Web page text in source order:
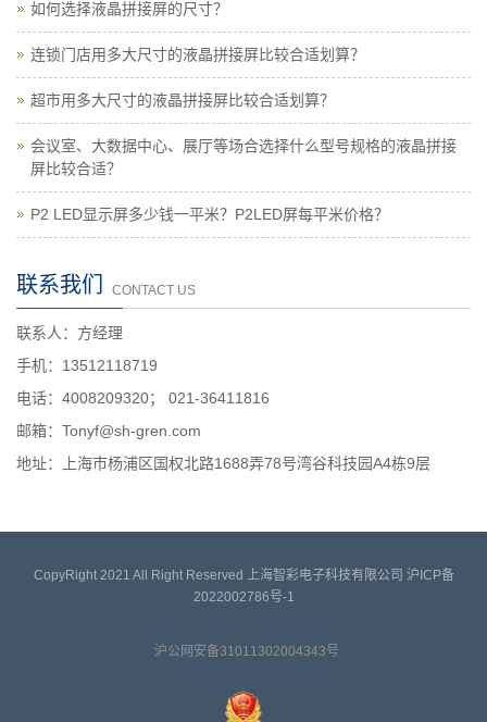
如何选择液晶拼接屏的尺寸？
连锁门店用多大尺寸的液晶拼接屏比较合适划算？
超市用多大尺寸的液晶拼接屏比较合适划算？
会议室、大数据中心、展厅等场合选择什么型号规格的液晶拼接
屏比较合适？
P2 LED显示屏多少钱一平米？P2LED屏每平米价格？
联系我们 CONTACT US
联系人：方经理
手机：13512118719
电话：4008209320； 021-36411816
邮箱：Tonyf@sh-gren.com
地址：上海市杨浦区国权北路1688弄78号湾谷科技园A4栋9层
CopyRight 2021 All Right Reserved 上海智彩电子科技有限公司 沪ICP备
2022002786号-1
沪公网安备31011302004343号